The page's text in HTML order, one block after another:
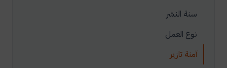
سنة النشر
نوع العمل
آمنة تازير